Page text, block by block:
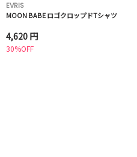
EVRIS
MOON BABE ロゴクロップドTシャツ
4,620 円
30%OFF